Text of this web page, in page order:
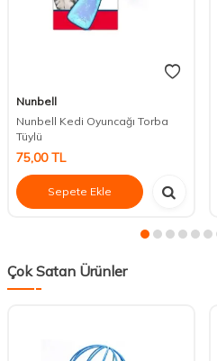
Nunbell
Nunbell Kedi Oyuncağı Torba
Tüylü
75,00TL
Sepete Ekle
Çok Satan Ürünler